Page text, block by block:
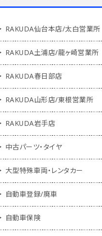
RAKUDA仙台本店/太白営業所
RAKUDA土浦店/龍ヶ崎営業所
RAKUDA春日部店
RAKUDA山形店/東根営業所
RAKUDA岩手店
中古パーツ・タイヤ
大型特殊車両・レンタカー
自動車登録/廃車
自動車保険